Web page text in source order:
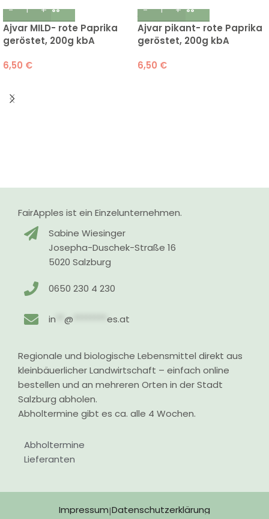
Ajvar MILD- rote Paprika
geröstet, 200g kbA
6,50 €
Ajvar pikant- rote Paprika
geröstet, 200g kbA
6,50 €
FairApples ist ein Einzelunternehmen.
Sabine Wiesinger
Josepha-Duschek-Straße 16
5020 Salzburg
0650 230 4 230
in **@ ********es.at
Regionale und biologische Lebensmittel direkt aus
kleinbäuerlicher Landwirtschaft – einfach online
bestellen und an mehreren Orten in der Stadt
Salzburg abholen.
Abholtermine gibt es ca. alle 4 Wochen.
Abholtermine
Lieferanten
Impressum|Datenschutzerklärung